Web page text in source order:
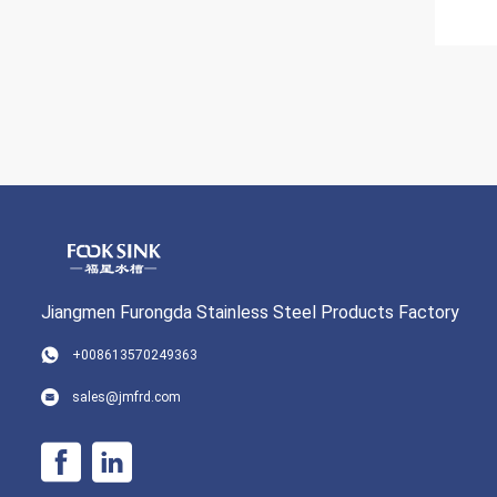
Jiangmen Furongda Stainless Steel Products Factory
+008613570249363
sales@jmfrd.com